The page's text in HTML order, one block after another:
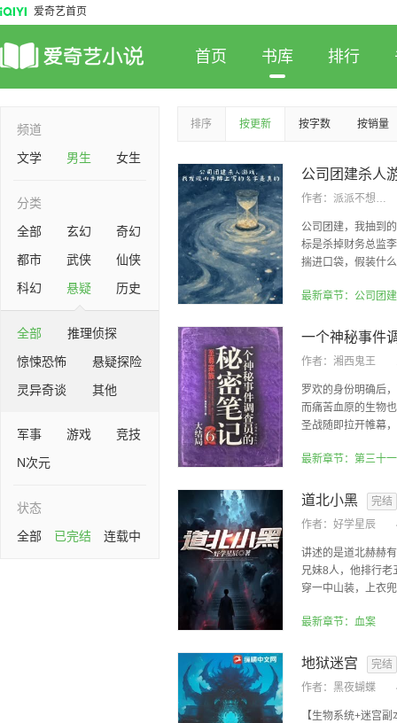
爱奇艺首页
首页 书库 排行
频道
文学
男生 女生
分类
全部
玄幻
奇幻
都市
武侠
仙侠
科幻
悬疑 历史
全部
推理侦探
惊悚恐怖
悬疑探险
灵异奇谈
其他
军事 游戏
竞技
N次元
状态
全部
已完结 连载中
排序 按更新 按字数 按销量
作者： 派派不想上学
公司团建，我抽到
标是杀掉财务总监
揣进口袋，假装什
作者： 湘西鬼王
罗欢的身份明确后
而痛苦血原的生物
圣战随即拉开帷幕
道北小黑
完结
作者： 好学星辰
讲述的是道北赫赫
兄妹8人，他排行老
穿一中山装，上衣
最新章节：血案
地狱迷宫
完结
作者： 黑夜蝴蝶
【生物系统+迷宫